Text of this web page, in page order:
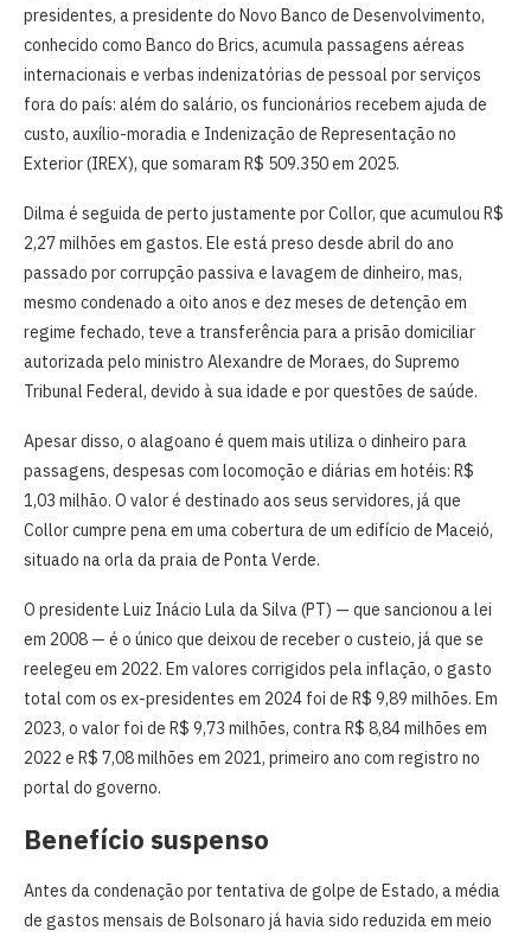
presidentes, a presidente do Novo Banco de Desenvolvimento,
conhecido como Banco do Brics, acumula passagens aéreas
internacionais e verbas indenizatórias de pessoal por serviços
fora do país: além do salário, os funcionários recebem ajuda de
custo, auxílio-moradia e Indenização de Representação no
Exterior (IREX), que somaram R$ 509.350 em 2025.
Dilma é seguida de perto justamente por Collor, que acumulou R$
2,27 milhões em gastos. Ele está preso desde abril do ano
passado por corrupção passiva e lavagem de dinheiro, mas,
mesmo condenado a oito anos e dez meses de detenção em
regime fechado, teve a transferência para a prisão domiciliar
autorizada pelo ministro Alexandre de Moraes, do Supremo
Tribunal Federal, devido à sua idade e por questões de saúde.
Apesar disso, o alagoano é quem mais utiliza o dinheiro para
passagens, despesas com locomoção e diárias em hotéis: R$
1,03 milhão. O valor é destinado aos seus servidores, já que
Collor cumpre pena em uma cobertura de um edifício de Maceió,
situado na orla da praia de Ponta Verde.
O presidente Luiz Inácio Lula da Silva (PT) — que sancionou a lei
em 2008 — é o único que deixou de receber o custeio, já que se
reelegeu em 2022. Em valores corrigidos pela inflação, o gasto
total com os ex-presidentes em 2024 foi de R$ 9,89 milhões. Em
2023, o valor foi de R$ 9,73 milhões, contra R$ 8,84 milhões em
2022 e R$ 7,08 milhões em 2021, primeiro ano com registro no
portal do governo.
Benefício suspenso
Antes da condenação por tentativa de golpe de Estado, a média
de gastos mensais de Bolsonaro já havia sido reduzida em meio